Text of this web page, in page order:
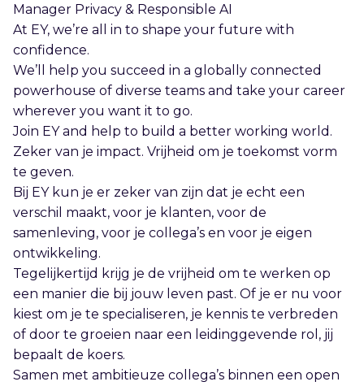
Manager Privacy & Responsible AI
At EY, we’re all in to shape your future with
confidence.
We’ll help you succeed in a globally connected
powerhouse of diverse teams and take your career
wherever you want it to go.
Join EY and help to build a better working world.
Zeker van je impact. Vrijheid om je toekomst vorm
te geven.
Bij EY kun je er zeker van zijn dat je echt een
verschil maakt, voor je klanten, voor de
samenleving, voor je collega’s en voor je eigen
ontwikkeling.
Tegelijkertijd krijg je de vrijheid om te werken op
een manier die bij jouw leven past. Of je er nu voor
kiest om je te specialiseren, je kennis te verbreden
of door te groeien naar een leidinggevende rol, jij
bepaalt de koers.
Samen met ambitieuze collega’s binnen een open